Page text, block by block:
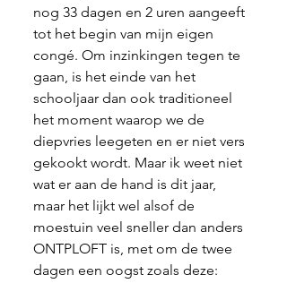
nog 33 dagen en 2 uren aangeeft
tot het begin van mijn eigen
congé. Om inzinkingen tegen te
gaan, is het einde van het
schooljaar dan ook traditioneel
het moment waarop we de
diepvries leegeten en er niet vers
gekookt wordt. Maar ik weet niet
wat er aan de hand is dit jaar,
maar het lijkt wel alsof de
moestuin veel sneller dan anders
ONTPLOFT is, met om de twee
dagen een oogst zoals deze: